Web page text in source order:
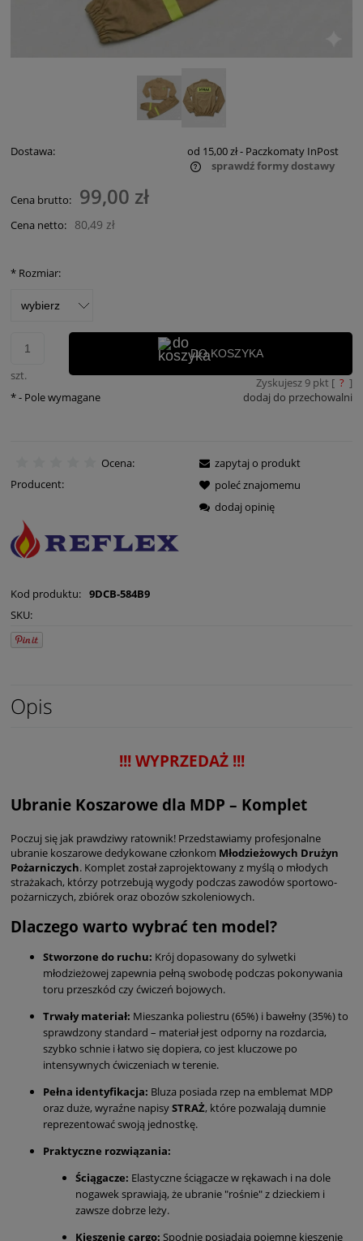
Dostawa: od 15,00 zł- Paczkomaty InPost
sprawdź formy dostawy
Cena brutto: 99,00 zł
Cena netto: 80,49 zł
* Rozmiar:
szt.
DO KOSZYKA
Zyskujesz 9pkt [ ? ]
dodaj do przechowalni
*- Pole wymagane
Ocena:
Producent:
Kod produktu: 9DCB-584B9
SKU:
zapytaj o produkt
poleć znajomemu
dodaj opinię
Opis
!!! WYPRZEDAŻ !!!
Ubranie Koszarowe dla MDP – Komplet
Poczuj się jak prawdziwy ratownik! Przedstawiamy profesjonalne
ubranie koszarowe dedykowane członkom Młodzieżowych Drużyn
Pożarniczych. Komplet został zaprojektowany z myślą o młodych
strażakach, którzy potrzebują wygody podczas zawodów sportowo-
pożarniczych, zbiórek oraz obozów szkoleniowych.
Dlaczego warto wybrać ten model?
Stworzone do ruchu: Krój dopasowany do sylwetki
młodzieżowej zapewnia pełną swobodę podczas pokonywania
toru przeszkód czy ćwiczeń bojowych.
Trwały materiał: Mieszanka poliestru (65%) i bawełny (35%) to
sprawdzony standard – materiał jest odporny na rozdarcia,
szybko schnie i łatwo się dopiera, co jest kluczowe po
intensywnych ćwiczeniach w terenie.
Pełna identyfikacja: Bluza posiada rzep na emblemat MDP
oraz duże, wyraźne napisySTRAŻ, które pozwalają dumnie
reprezentować swoją jednostkę.
Praktyczne rozwiązania:
Ściągacze: Elastyczne ściągacze w rękawach i na dole
nogawek sprawiają, że ubranie "rośnie" z dzieckiem i
zawsze dobrze leży.
Kieszenie cargo: Spodnie posiadają pojemne kieszenie